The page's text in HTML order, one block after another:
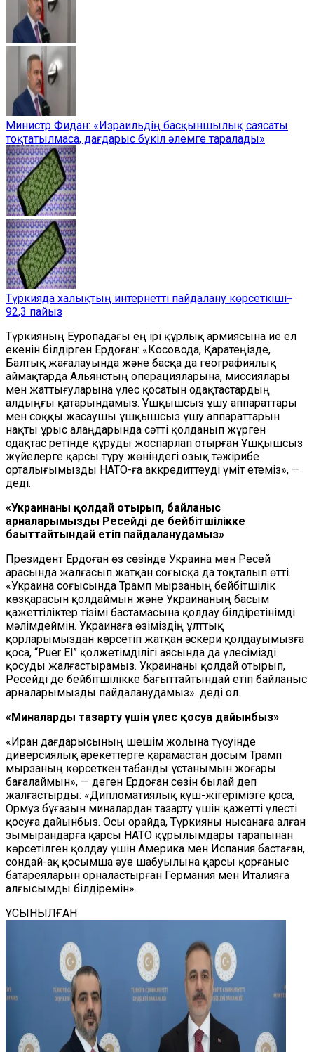
Министр Фидан: «Израильдің басқыншылық саясаты
тоқтатылмаса, дағдарыс бүкіл әлемге таралады»
Түркияда халықтың интернетті пайдалану көрсеткіші ̶
92,3 пайыз
Түркияның Еуропадағы ең ірі құрлық армиясына ие ел
екенін білдірген Ердоған: «Косовода, Қаратеңізде,
Балтық жағалауында және басқа да географиялық
аймақтарда Альянстың операцияларына, миссиялары
мен жаттығуларына үлес қосатын одақтастардың
алдыңғы қатарындамыз. Ұшқышсыз ұшу аппараттары
мен соққы жасаушы ұшқышсыз ұшу аппараттарын
нақты ұрыс алаңдарында сәтті қолданып жүрген
одақтас ретінде құруды жоспарлап отырған Ұшқышсыз
жүйелерге қарсы тұру жөніндегі озық тәжірибе
орталығымызды НАТО-ға аккредиттеуді үміт етеміз», —
деді.
«Украинаны қолдай отырып, байланыс
арналарымызды Ресейді де бейбітшілікке
бағыттайтындай етіп пайдаланудамыз»
Президент Ердоған өз сөзінде Украина мен Ресей
арасында жалғасып жатқан соғысқа да тоқталып өтті.
«Украина соғысында Трамп мырзаның бейбітшілік
көзқарасын қолдаймын және Украинаның басым
қажеттіліктер тізімі бастамасына қолдау білдіретінімді
мәлімдеймін. Украинаға өзіміздің ұлттық
қорларымыздан көрсетіп жатқан әскери қолдауымызға
қоса, “Puer El” қолжетімділігі аясында да үлесімізді
қосуды жалғастырамыз. Украинаны қолдай отырып,
Ресейді де бейбітшілікке бағыттайтындай етіп байланыс
арналарымызды пайдаланудамыз». деді ол.
«Миналарды тазарту үшін үлес қосуға дайынбыз»
«Иран дағдарысының шешім жолына түсуінде
диверсиялық әрекеттерге қарамастан досым Трамп
мырзаның көрсеткен табанды ұстанымын жоғары
бағалаймын», — деген Ердоған сөзін былай деп
жалғастырды: «Дипломатиялық күш-жігерімізге қоса,
Ормуз бұғазын миналардан тазарту үшін қажетті үлесті
қосуға дайынбыз. Осы орайда, Түркияны нысанаға алған
зымырандарға қарсы НАТО құрылымдары тарапынан
көрсетілген қолдау үшін Америка мен Испания бастаған,
сондай-ақ қосымша әуе шабуылына қарсы қорғаныс
батареяларын орналастырған Германия мен Италияға
алғысымды білдіремін».
ҰСЫНЫЛҒАН